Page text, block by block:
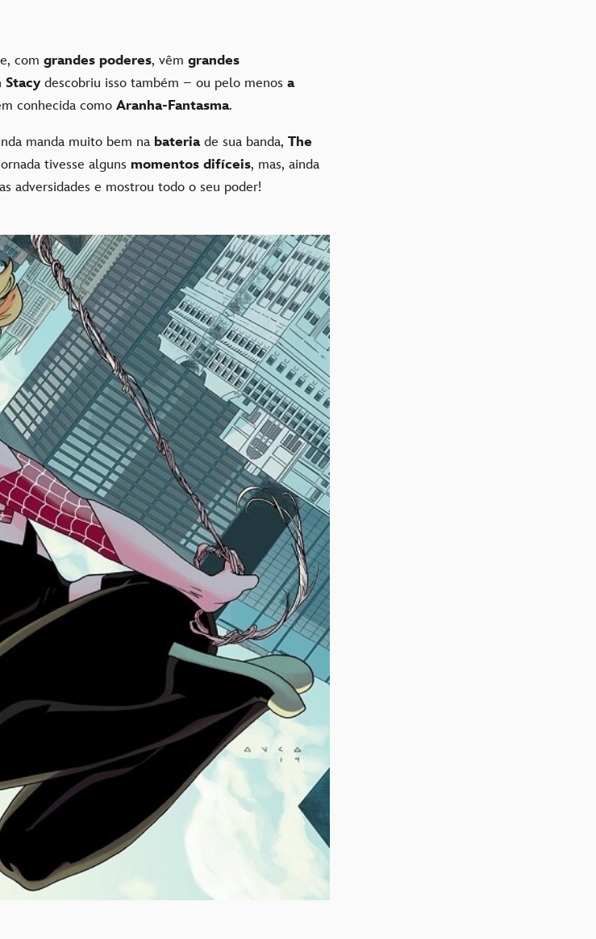
com grandes poderes, vêm grandes
Stacy descobriu isso também – ou pelo menos a
conhecida como Aranha-Fantasma.
manda muito bem na bateria de sua banda, The
tivesse alguns momentos difíceis, mas, ainda
adversidades e mostrou todo o seu poder!